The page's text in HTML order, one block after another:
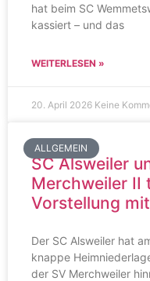
hat beim SC
kassiert – und das
WEITERLESEN »
20. April 2026 Keine
ALLGEMEIN
SC Alsweiler
Merchweiler
Vorstellung
Der SC Alsweiler hat
knappe
der SV Merchweiler